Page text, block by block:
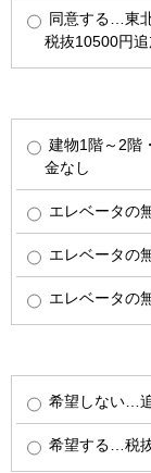
同意する…東
税抜10500円追
建物1階～2階
金なし
エレベータの
エレベータの
エレベータの
希望しない…
希望する…税